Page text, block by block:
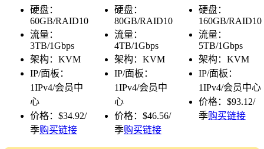
硬盘：
60GB/RAID10
流量：
3TB/1Gbps
架构：KVM
IP/面板：
1IPv4/会员中
心
价格：$34.92/
季购买链接
硬盘：
80GB/RAID10
流量：
4TB/1Gbps
架构：KVM
IP/面板：
1IPv4/会员中
心
价格：$46.56/
季购买链接
硬盘：
160GB/RAID10
流量：
5TB/1Gbps
架构：KVM
IP/面板：
1IPv4/会员中心
价格：$93.12/
季购买链接